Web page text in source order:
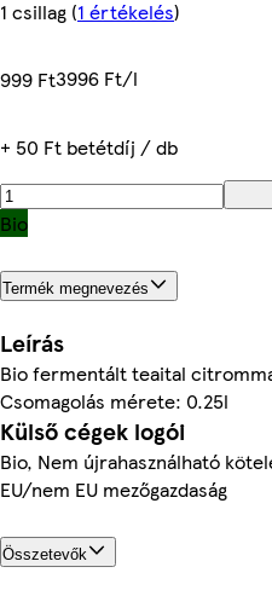
1 csillag (1 értékelés)
999 Ft3996 Ft/l
+ 50 Ft betétdíj / db
Bio
Termék megnevezés
Leírás
Bio fermentált teaital
Csomagolás mérete: 0.25l
Külső cégek logói
Bio, Nem újrahasználható
EU/nem EU mezőgazdaság
Összetevők